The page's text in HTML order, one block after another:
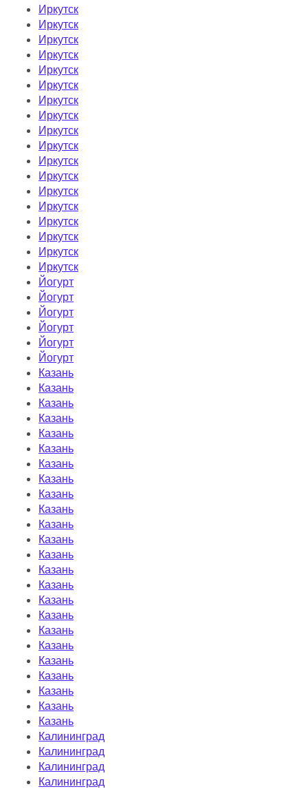
Иркутск
Иркутск
Иркутск
Иркутск
Иркутск
Иркутск
Иркутск
Иркутск
Иркутск
Иркутск
Иркутск
Иркутск
Иркутск
Иркутск
Иркутск
Иркутск
Иркутск
Иркутск
Йогурт
Йогурт
Йогурт
Йогурт
Йогурт
Йогурт
Казань
Казань
Казань
Казань
Казань
Казань
Казань
Казань
Казань
Казань
Казань
Казань
Казань
Казань
Казань
Казань
Казань
Казань
Казань
Казань
Казань
Казань
Казань
Казань
Калининград
Калининград
Калининград
Калининград